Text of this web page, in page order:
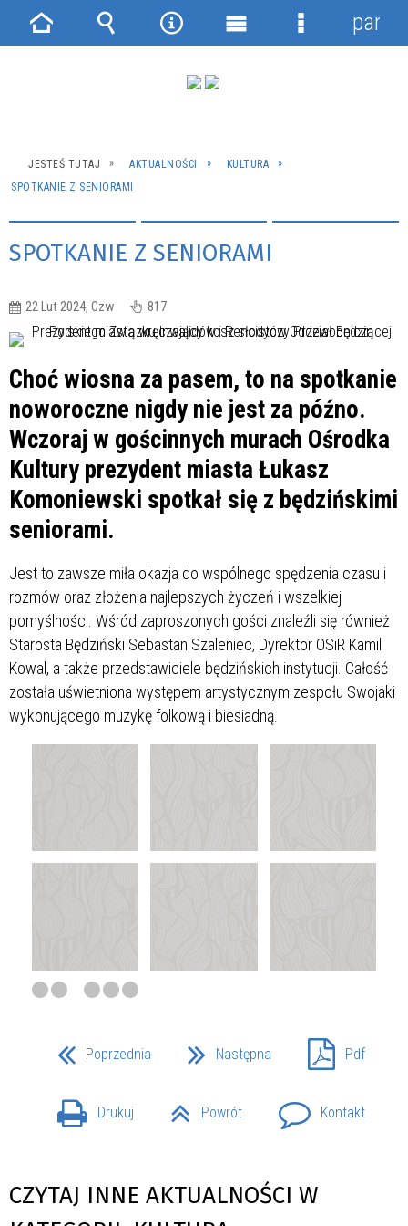
JESTEŚ TUTAJ AKTUALNOŚCI
KULTURA
SPOTKANIE Z SENIORAMI
SPOTKANIE Z SENIORAMI
22 Lut 2024, Czw 817
Choć wiosna za pasem, to na spotkanie
noworoczne nigdy nie jest za późno.
Wczoraj w gościnnych murach Ośrodka
Kultury prezydent miasta Łukasz
Komoniewski spotkał się z będzińskimi
seniorami.
Jest to zawsze miła okazja do wspólnego spędzenia czasu i
rozmów oraz złożenia najlepszych życzeń i wszelkiej
pomyślności. Wśród zaproszonych gości znaleźli się również
Starosta Będziński Sebastan Szaleniec, Dyrektor OSiR Kamil
Kowal, a także przedstawiciele będzińskich instytucji. Całość
została uświetniona występem artystycznym zespołu Swojaki
wykonującego muzykę folkową i biesiadną.
Poprzednia Następna Pdf
Drukuj Powrót Kontakt
CZYTAJ INNE AKTUALNOŚCI W
Strona Wyszukiwarka
NarzędziaMenu
Menu
panel